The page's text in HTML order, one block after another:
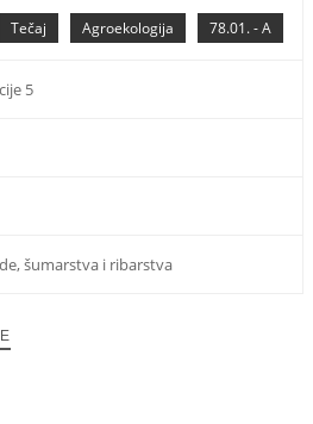
78.01. - A
Agroekologija
Tečaj
5
šumarstva i ribarstva